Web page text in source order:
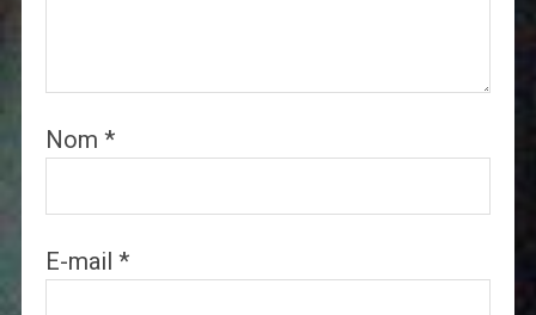
Nom *
E-mail *